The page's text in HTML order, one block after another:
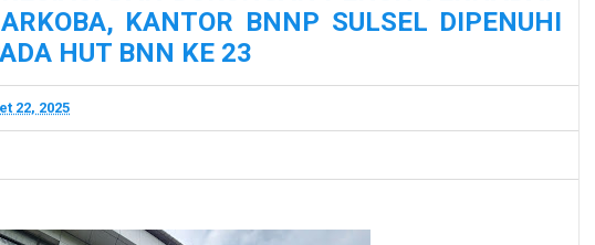
KANTOR BNNP SULSEL DIPENUHI
HUT BNN KE 23
22, 2025